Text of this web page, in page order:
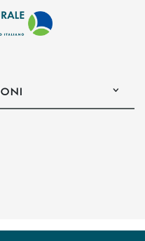
di posta elettronica)
di posta elettronica)